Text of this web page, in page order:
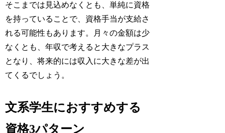
そこまでは見込めなくとも、単純に資格
を持っていることで、資格手当が支給さ
れる可能性もあります。月々の金額は少
なくとも、年収で考えると大きなプラス
となり、将来的には収入に大きな差が出
てくるでしょう。
文系学生におすすめする
資格3パターン